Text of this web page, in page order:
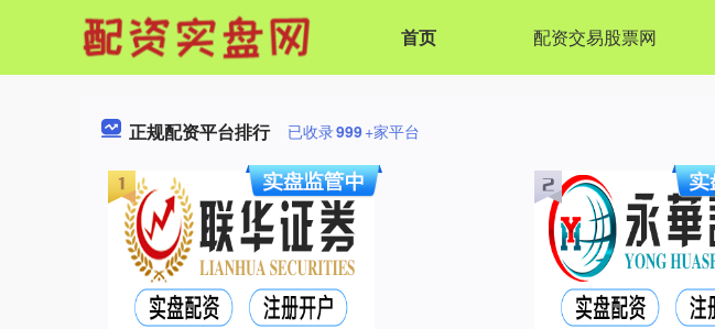
首页 配资交易股票网
正规配资平台排行 已收录999+家平台